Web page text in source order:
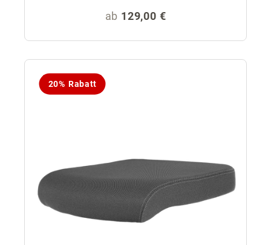
Regulärer Preis:
ab 129,00 €
20% Rabatt